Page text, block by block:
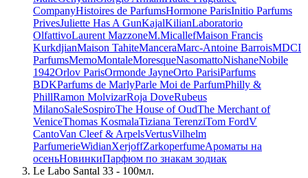
CompanyHistoires de ParfumsHormone ParisInitio Parfums
PrivesJuliette Has A GunKajalKilianLaboratorio
OlfattivoLaurent MazzoneM.MicallefMaison Francis
KurkdjianMaison TahiteManceraMarc-Antoine BarroisMDCI
ParfumsMemoMontaleMoresqueNasomattoNishaneNobile
1942Orlov ParisOrmonde JayneOrto ParisiParfums
BDKParfums de MarlyParle Moi de ParfumPhilly &
PhillRamon MolvizarRoja DoveRubeus
MilanoSaleSospiroThe House of OudThe Merchant of
VeniceThomas KosmalaTiziana TerenziTom FordV
CantoVan Cleef & ArpelsVertusVilhelm
ParfumerieWidianXerjoffZarkoperfumeАроматы на
осеньНовинкиПарфюм по знакам зодиак
Le Labo Santal 33 - 100мл.